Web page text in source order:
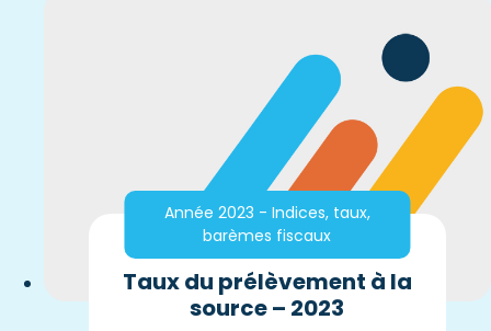
Année 2023 - Indices, taux,
barèmes fiscaux
Taux du prélèvement à la
source – 2023